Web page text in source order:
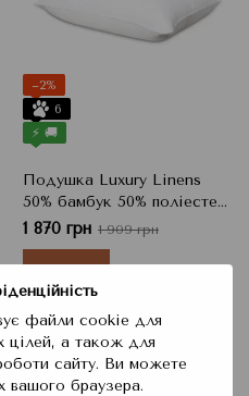
файли cookie для
цілей, а також для
сайту. Ви можете
вашого браузера.
−2%
6
⚡ 🚚
Подушка Luxury Linens
50% бамбук 50% поліестер,
Білий, 50x70 см, 700 г, h=18
см
1 870 грн 1 909 грн
Купити